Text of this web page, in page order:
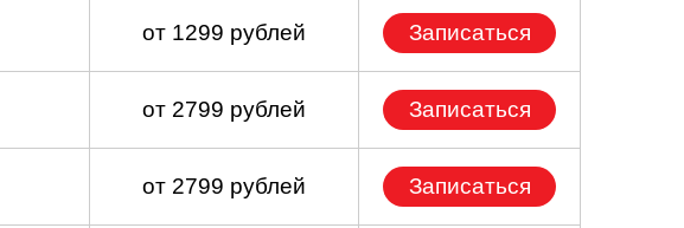
от 1299 рублей Записаться
от 2799 рублей Записаться
от 2799 рублей Записаться